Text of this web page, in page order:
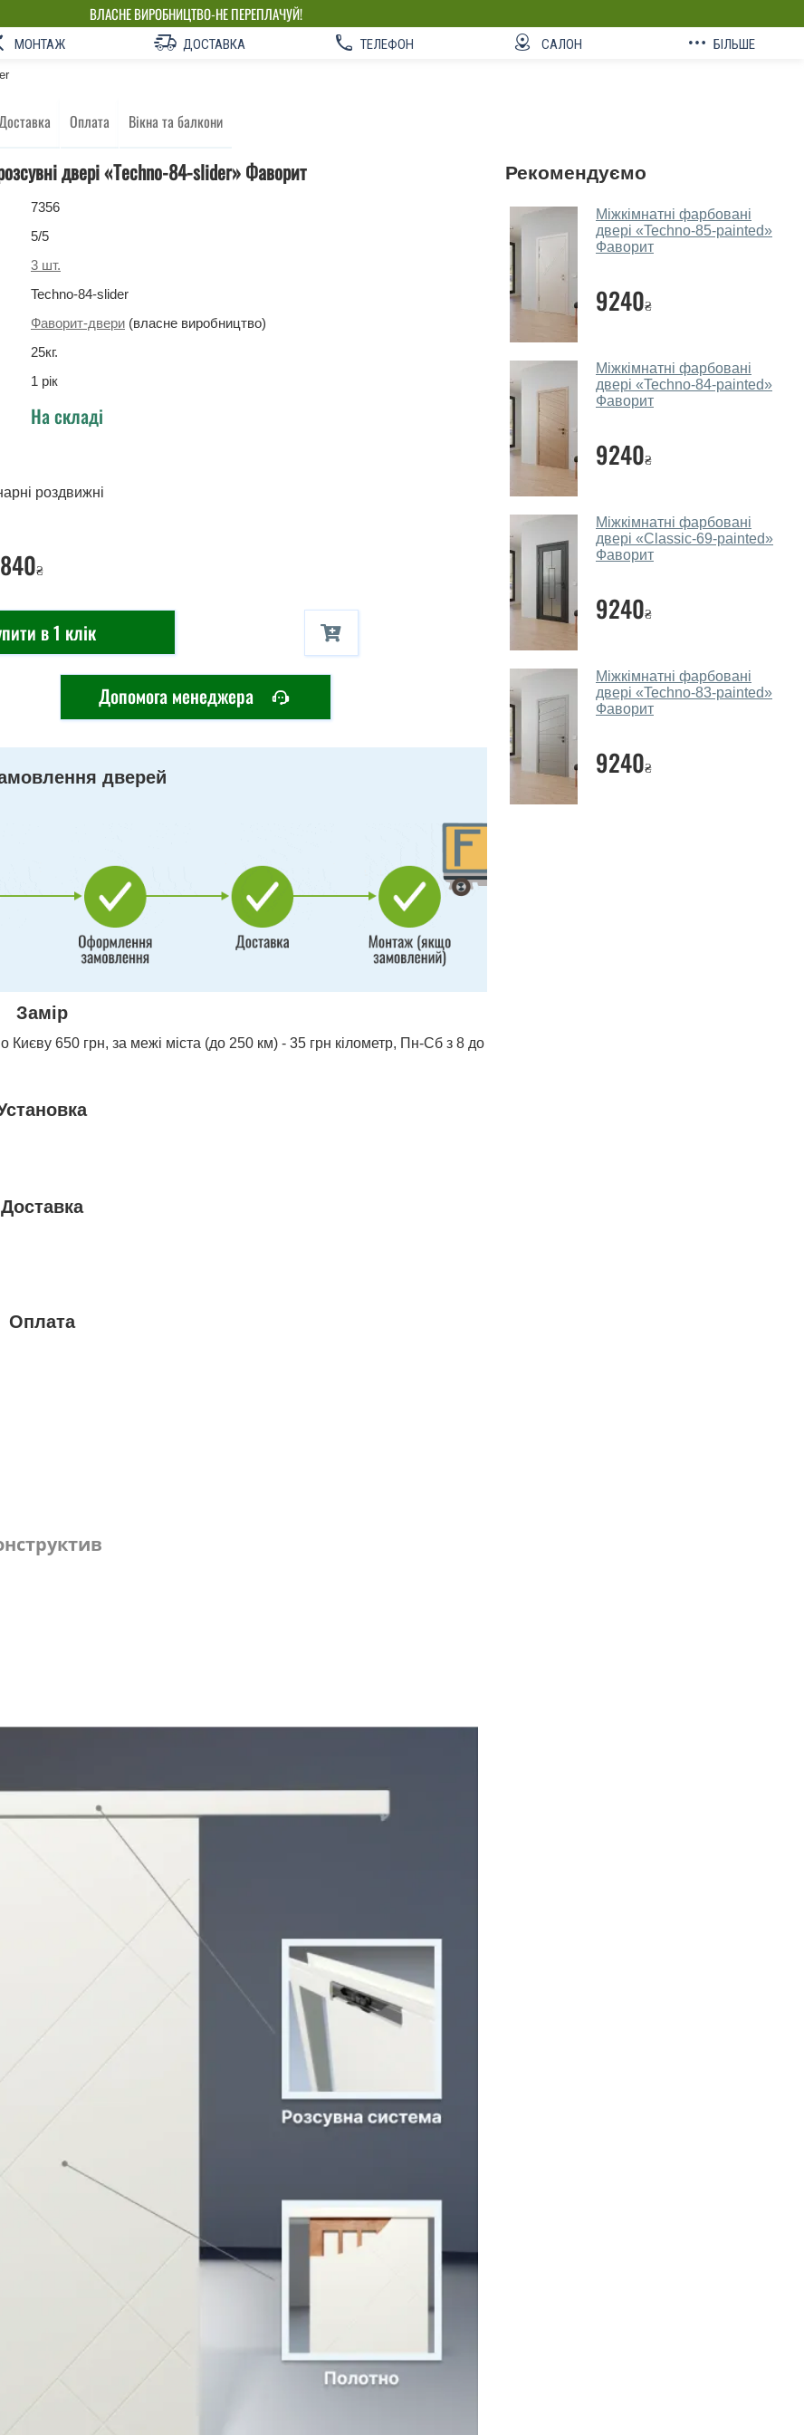
ВЛАСНЕ ВИРОБНИЦТВО-НЕ ПЕРЕПЛАЧУЙ!
МОНТАЖ ДОСТАВКА ТЕЛЕФОН САЛОН БІЛЬШЕ
Оплата Вікна та балкони
двері «Techno-84-slider»‎ Фаворит
7356
5/5
3 шт.
Techno-84-slider
Фаворит-двери (власне виробництво)
25кг.
1 рік
На складі
роздвижні
₴
в 1 клік
Допомога менеджера
дверей
Замір
Києву 650 грн, за межі міста (до 250 км) - 35 грн кілометр, Пн-Сб з 8 до
Доставка
Оплата
Рекомендуємо
Міжкімнатні фарбовані
двері «Techno-85-painted»‎
Фаворит
9240₴
Міжкімнатні фарбовані
двері «Techno-84-painted»‎
Фаворит
9240₴
Міжкімнатні фарбовані
двері «Classic-69-painted»‎
Фаворит
9240₴
Міжкімнатні фарбовані
двері «Techno-83-painted»‎
Фаворит
9240₴